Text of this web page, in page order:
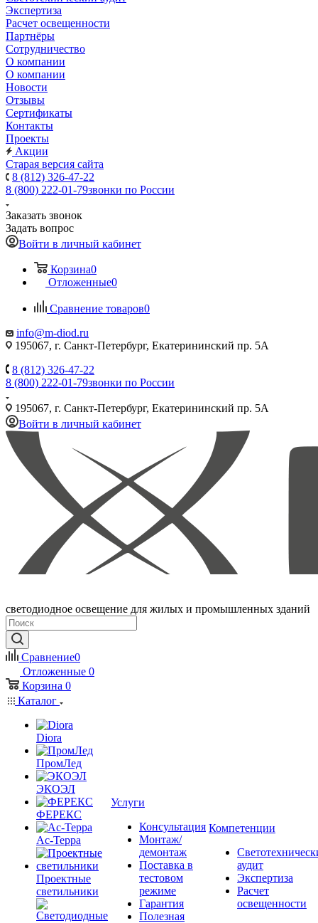
Экспертиза
Расчет освещенности
Партнёры
Cотрудничество
О компании
О компании
Новости
Отзывы
Сертификаты
Контакты
Проекты
Акции
Старая версия сайта
8 (812) 326-47-22
8 (800) 222-01-79звонки по России
Заказать звонок
Задать вопрос
Войти в личный кабинет
Корзина0
Отложенные0
Сравнение товаров0
info@m-diod.ru
195067, г. Санкт-Петербург, Екатерининский пр. 5А
8 (812) 326-47-22
8 (800) 222-01-79звонки по России
195067, г. Санкт-Петербург, Екатерининский пр. 5А
Войти в личный кабинет
светодиодное освещение для жилых и промышленных зданий
Сравнение0
Отложенные 0
Корзина 0
Каталог
Diora
ПромЛед
ЭКОЭЛ
ФЕРЕКС
Ас-Терра
Проектные
светильники
Услуги
Консультация
Монтаж/
демонтаж
Поставка в
тестовом
режиме
Гарантия
Полезная
Компетенции
аудит
Экспертиза
Расчет
освещенности